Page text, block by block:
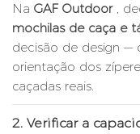
Na GAF Outdoor,
mochilas de caça e
decisão de design —
orientação dos
caçadas reais.
2. Verificar a